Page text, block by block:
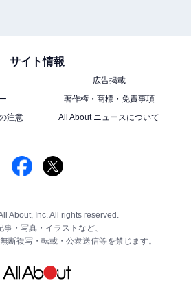
サイト情報
広告掲載
著作権・商標・免責事項
注意
All About ニュースについて
About, Inc. All rights reserved.
事・写真・イラストなど、
断複写・転載・公衆送信等を禁じます。